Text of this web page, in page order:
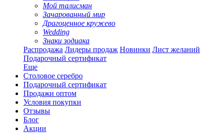
Мой талисман
Зачарованный мир
Драгоценное кружево
Wedding
Знаки зодиака
Распродажа Лидеры продаж Новинки Лист желаний
Подарочный сертификат
Еще
Столовое серебро
Подарочный сертификат
Продажи оптом
Условия покупки
Отзывы
Блог
Акции